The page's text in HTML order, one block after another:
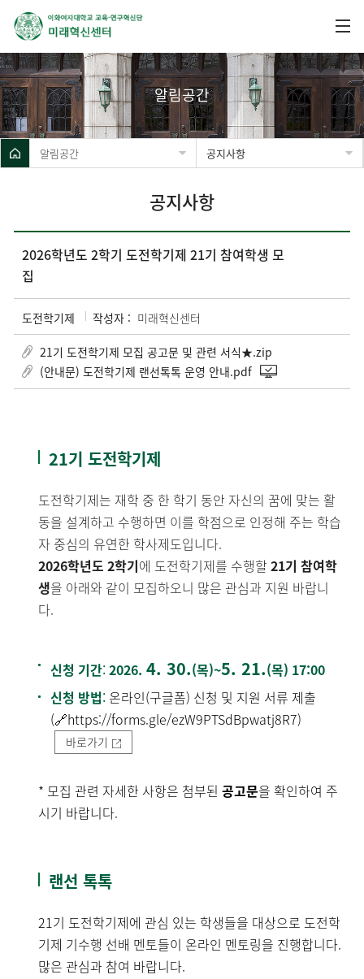
알림공간
알림공간 공지사항
공지사항
2026학년도 2학기 도전학기제 21기 참여학생 모
집
도전학기제 작성자 : 미래혁신센터
21기 도전학기제 모집 공고문 및 관련 서식★.zip
(안내문) 도전학기제 랜선톡톡 운영 안내.pdf
21기 도전학기제
도전학기제는 재학 중 한 학기 동안 자신의 꿈에 맞는 활
동을 설계하고 수행하면 이를 학점으로 인정해 주는 학습
자 중심의 유연한 학사제도입니다.
2026학년도 2학기에 도전학기제를 수행할 21기 참여학
생을 아래와 같이 모집하오니 많은 관심과 지원 바랍니
다.
신청 기간:2026. 4. 30.(목)~5. 21.(목) 17:00
신청 방법: 온라인(구글폼) 신청 및 지원 서류 제출
(🔗https://forms.gle/ezW9PTSdBpwatj8R7)
바로가기
* 모집 관련 자세한 사항은 첨부된 공고문을 확인하여 주
시기 바랍니다.
랜선 톡톡
21기 도전학기제에 관심 있는 학생들을 대상으로 도전학
기제 기수행 선배 멘토들이 온라인 멘토링을 진행합니다.
많은 관심과 참여 바랍니다.